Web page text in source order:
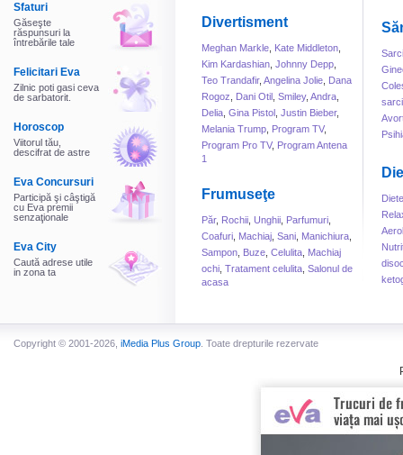
Sfaturi
Găseşte
răspunsuri la
întrebările tale
Felicitari Eva
Zilnic poti gasi ceva
de sarbatorit.
Horoscop
Viitorul tău,
descifrat de astre
Eva Concursuri
Participă şi câştigă
cu Eva premii
senzaţionale
Eva City
Caută adrese utile
in zona ta
Divertisment
Meghan Markle Kate Middleton
Kim Kardashian Johnny Depp
Teo Trandafir, Angelina Jolie Dana
Rogoz
Dani Otil Smiley, Andra
Delia Gina Pistol Justin Bieber,
Melania Trump Program TV,
Program Pro TV, Program Antena
1
Frumuseţe
Păr, Rochii Unghii Parfumuri
Coafuri Machiaj Sani Manichiura
Sampon Buze Celulita Machiaj
ochi Tratament celulita Salonul de
acasa
Diete
Copyright © 2001-2026, iMedia Plus Group . Toate drepturile rezervate